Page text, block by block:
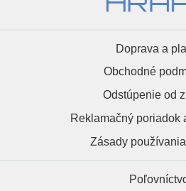
Doprava a
Obchodné
Odstúpenie od
Reklamačný poriadok
Zásady